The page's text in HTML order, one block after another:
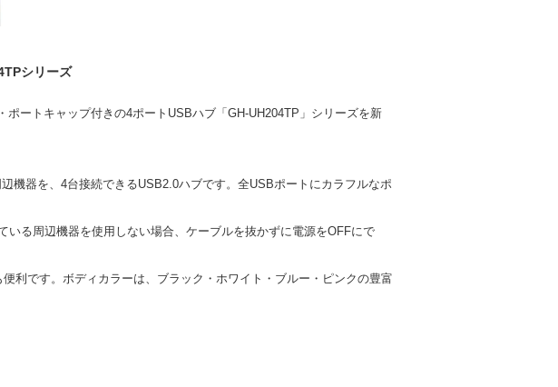
シリーズ
ートキャップ付きの4ポートUSBハブ「GH-UH204TP」シリーズを新
機器を、4台接続できるUSB2.0ハブです。全USBポートにカラフルなポ
る周辺機器を使用しない場合、ケーブルを抜かずに電源をOFFにで
利です。ボディカラーは、ブラック・ホワイト・ブルー・ピンクの豊富